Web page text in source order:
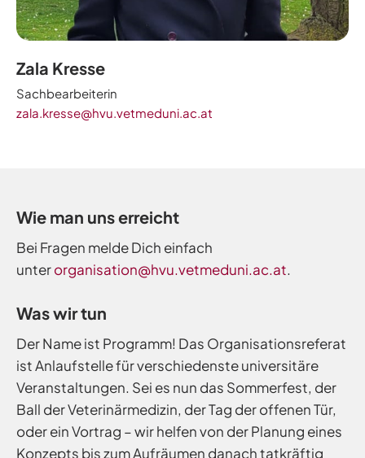
Zala Kresse
Sachbearbeiterin
zala.kresse@hvu.vetmeduni.ac.at
Wie man uns erreicht
Bei Fragen melde Dich einfach
unterorganisation@hvu.vetmeduni.ac.at.
Was wir tun
Der Name ist Programm! Das Organisationsreferat
ist Anlaufstelle für verschiedenste universitäre
Veranstaltungen. Sei es nun das Sommerfest, der
Ball der Veterinärmedizin, der Tag der offenen Tür,
oder ein Vortrag – wir helfen von der Planung eines
Konzepts bis zum Aufräumen danach tatkräftig